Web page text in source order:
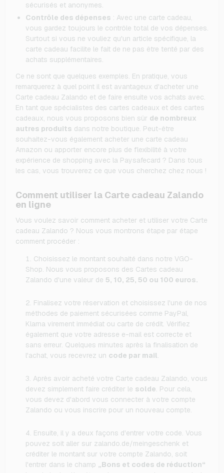
sécurisés et anonymes.
Contrôle des dépenses : Avec une carte cadeau,
vous gardez toujours le contrôle total de vos dépenses.
Surtout si vous ne vouliez qu'un article spécifique, la
carte cadeau facilite le fait de ne pas être tenté par des
achats supplémentaires.
Ce ne sont que quelques exemples. En pratique, vous
remarquerez à quel point il est avantageux d'acheter une
Carte cadeau Zalando et de faire ensuite vos achats avec.
En tant que spécialistes des cartes cadeaux et des cartes
cadeaux, nous vous proposons bien sûr de nombreux
autres produits dans notre boutique. Peut-être
souhaitez-vous également acheter une carte cadeau
Amazon ou apporter encore plus de flexibilité à votre
expérience de shopping avec la Paysafecard ? Dans tous
les cas, vous trouverez ce que vous cherchez chez nous !
Comment utiliser la Carte cadeau Zalando
en ligne
Vous voulez savoir comment acheter et utiliser votre Carte
cadeau Zalando ? Nous vous montrons étape par étape
comment procéder :
Choisissez le montant souhaité dans notre VGO-
Shop. Nous vous proposons des Cartes cadeau
Zalando d'une valeur de 5, 10, 25, 50 ou 100 euros.
Finalisez votre réservation et choisissez l'une de nos
méthodes de paiement sécurisées comme PayPal,
Klarna virement immédiat ou carte de crédit. Vérifiez
également que votre adresse e-mail est correcte et
sans erreur. Quelques minutes après la finalisation de
l'achat, vous recevrez un code par mail.
Après avoir acheté votre Carte cadeau Zalando, vous
devez simplement faire créditer le solde. Pour cela,
vous devez d'abord vous connecter à votre compte
Zalando ou vous inscrire pour un nouveau compte.
Ensuite, il y a deux façons d'entrer votre code. Vous
pouvez soit aller sur zalando.de/meingeschenk et
créditer le montant sur votre compte Zalando, soit
l'entrer dans le champ „Bons et codes de réduction“